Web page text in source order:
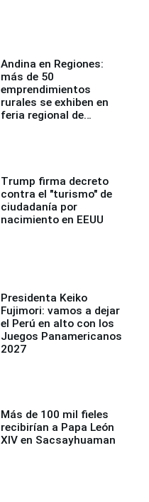
Andina en Regiones:
más de 50
emprendimientos
rurales se exhiben en
feria regional de
Trump firma decreto
contra el "turismo" de
ciudadanía por
nacimiento en EEUU
Presidenta Keiko
Fujimori: vamos a dejar
el Perú en alto con los
Juegos Panamericanos
2027
Más de 100 mil fieles
recibirían a Papa León
XIV en Sacsayhuaman